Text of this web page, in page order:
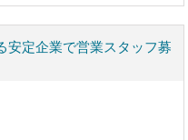
定企業で営業スタッフ募